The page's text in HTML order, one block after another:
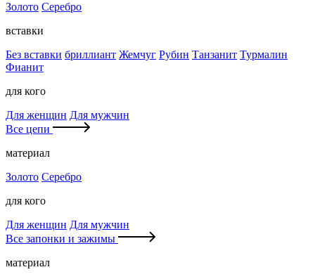
Золото Серебро
вставки
Без вставки бриллиант Жемчуг Рубин Танзанит Турмалин
Фианит
для кого
Для женщин Для мужчин
Все цепи
материал
Золото Серебро
для кого
Для женщин Для мужчин
Все запонки и зажимы
материал